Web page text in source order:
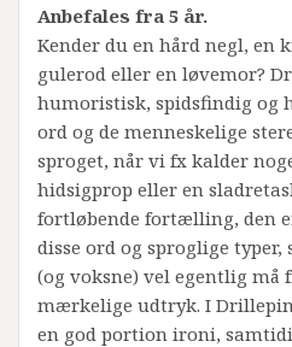
Anbefales fra 5 år.
Kender du en hård negl, en
gulerod eller en løvemor?
humoristisk, spidsfindig og
ord og de menneskelige
sproget, når vi fx kalder
hidsigprop eller en
fortløbende fortælling, den
disse ord og sproglige typer,
(og voksne) vel egentlig må
mærkelige udtryk. I
en god portion ironi,